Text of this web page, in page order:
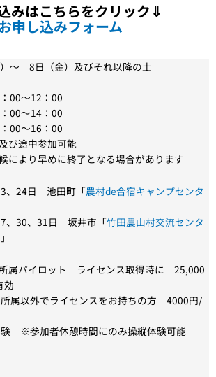
みはこちらをクリック⇓
申し込みフォーム
）～ 8日（金）及びそれ以降の土
～12：00
～14：00
～16：00
中参加可能
早めに終了となる場合があります
、24日 池田町「農村de合宿キャンプセンタ
、31日 坂井市「竹田農山村交流センタ
」
所属パイロット ライセンス取得時に 25,000
効
でライセンスをお持ちの方 4000円/
者休憩時間にのみ操縦体験可能